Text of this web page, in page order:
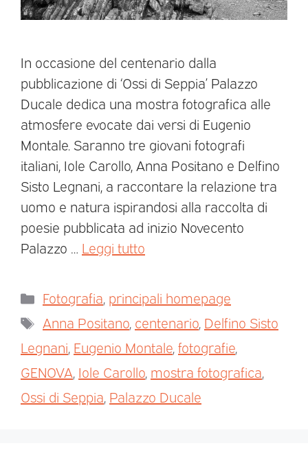
In occasione del centenario dalla
pubblicazione di ‘Ossi di Seppia’ Palazzo
Ducale dedica una mostra fotografica alle
atmosfere evocate dai versi di Eugenio
Montale. Saranno tre giovani fotografi
italiani, Iole Carollo, Anna Positano e Delfino
Sisto Legnani, a raccontare la relazione tra
uomo e natura ispirandosi alla raccolta di
poesie pubblicata ad inizio Novecento
Palazzo … Leggi tutto
Fotografia principali homepage
Anna Positano centenario Delfino Sisto
Legnani Eugenio Montale fotografie
GENOVA Iole Carollo mostra fotografica
Ossi di Seppia Palazzo Ducale